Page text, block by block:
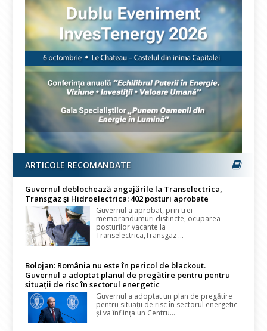
ARTICOLE RECOMANDATE
Guvernul deblochează angajările la Transelectrica,
Transgaz și Hidroelectrica: 402 posturi aprobate
Guvernul a aprobat, prin trei
memorandumuri distincte, ocuparea
posturilor vacante la
Transelectrica,Transgaz ...
Bolojan: România nu este în pericol de blackout.
Guvernul a adoptat planul de pregătire pentru pentru
situații de risc în sectorul energetic
Guvernul a adoptat un plan de pregătire
pentru situații de risc în sectorul energetic
și va înființa un Centru...